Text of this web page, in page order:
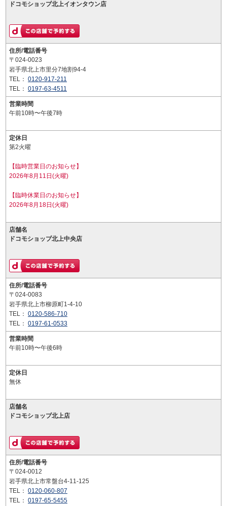
ドコモショップ北上イオンタウン店
住所/電話番号
〒024-0023
岩手県北上市里分7地割94-4
TEL： 0120-917-211
TEL： 0197-63-4511
営業時間
午前10時〜午後7時
定休日
第2火曜
【臨時営業日のお知らせ】
2026年8月11日(火曜)
【臨時休業日のお知らせ】
2026年8月18日(火曜)
店舗名
ドコモショップ北上中央店
住所/電話番号
〒024-0083
岩手県北上市柳原町1-4-10
TEL： 0120-586-710
TEL： 0197-61-0533
営業時間
午前10時〜午後6時
定休日
無休
店舗名
ドコモショップ北上店
住所/電話番号
〒024-0012
岩手県北上市常盤台4-11-125
TEL： 0120-060-807
TEL： 0197-65-5455